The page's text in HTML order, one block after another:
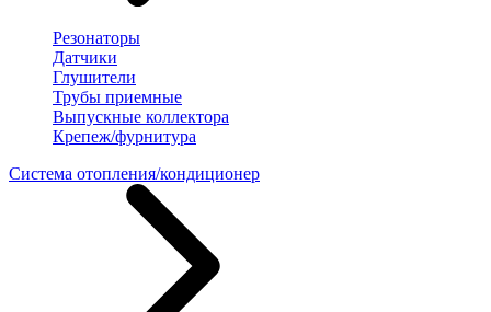
Резонаторы
Датчики
Глушители
Трубы приемные
Выпускные коллектора
Крепеж/фурнитура
Система отопления/кондиционер